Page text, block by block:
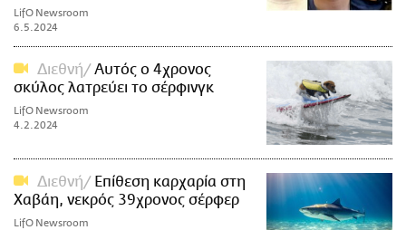
LifO Newsroom
6.5.2024
Διεθνή
Αυτός ο 4χρονος
σκύλος λατρεύει το σέρφινγκ
LifO Newsroom
4.2.2024
Διεθνή
Επίθεση καρχαρία στη
Χαβάη, νεκρός 39χρονος σέρφερ
LifO Newsroom